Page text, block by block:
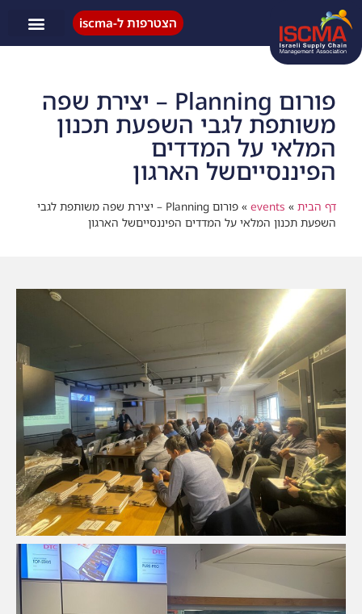
הצטרפות ל-iscma
פורום Planning – יצירת שפה
משותפת לגבי השפעת תכנון
המלאי על המדדים
הפיננסייםשל הארגון
דף הבית »
events
»
פורום Planning – יצירת שפה משותפת לגבי
השפעת תכנון המלאי על המדדים הפיננסייםשל הארגון